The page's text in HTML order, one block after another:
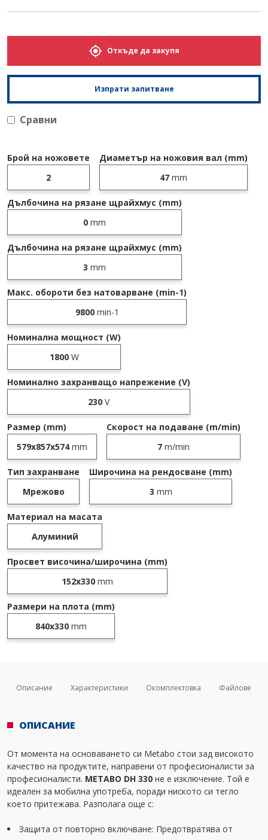
Откъде да закупя
Изпрати запитване
Сравни
Брой на ножовете
2
Диаметър на ножовия вал (mm)
47 mm
Дълбочина на рязане щрайхмус (mm)
0 mm
Дълбочина на рязане щрайхмус (mm)
3 mm
Макс. обороти без натоварване (min-1)
9800min-1
Номинална мощност (W)
1800W
Номинално захранващо напрежение (V)
230 V
Размер (mm)
579x857x574mm
Скорост на подаване (m/min)
7 m/min
Тип захранване
Мрежово
Широчина на рендосване (mm)
3 mm
Материал на масата
Алуминий
Просвет височина/широчина (mm)
152x330 mm
Размери на плота (mm)
840x330 mm
Описание Характеристики Окомплектовка Файлове
ОПИСАНИЕ
От момента на основаването си Metabo стои зад високото
качество на продуктите, направени от професионалисти за
професионалисти. METABO DH 330 не е изключение. Той е
идеален за мобилна употреба, поради ниското си тегло
което притежава. Разполага още с:
Защита от повторно включване: Предотвратява от